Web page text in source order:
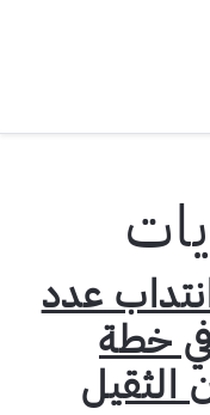
عدد
صنف 05 في خطة
الثقيل